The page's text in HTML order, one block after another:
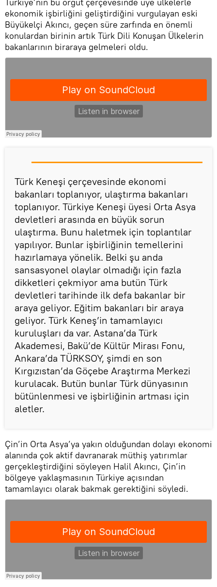
ekonomik işbirliğini geliştirdiğini vurgulayan eski
Büyükelçi Akıncı, geçen süre zarfında en önemli
konulardan birinin artık Türk Dili Konuşan Ülkelerin
bakanlarının biraraya gelmeleri oldu.
Türk Keneşi çerçevesinde ekonomi
bakanları toplanıyor, ulaştırma bakanları
toplanıyor. Türkiye Keneşi üyesi Orta Asya
devletleri arasında en büyük sorun
ulaştırma. Bunu haletmek için toplantılar
yapılıyor. Bunlar işbirliğinin temellerini
hazırlamaya yönelik. Belki şu anda
sansasyonel olaylar olmadığı için fazla
dikketleri çekmiyor ama butün Türk
devletleri tarihinde ilk defa bakanlar bir
araya geliyor. Eğitim bakanları bir araya
geliyor. Türk Keneş’in tamamlayıcı
kuruluşları da var. Astana’da Türk
Akademesi, Bakü’de Kültür Mirası Fonu,
Ankara’da TÜRKSOY, şimdi en son
Kırgızıstan’da Göçebe Araştırma Merkezi
kurulacak. Butün bunlar Türk dünyasının
bütünlenmesi ve işbirliğinin artması için
aletler.
Çin’in Orta Asya’ya yakın olduğundan dolayı ekonomi
alanında çok aktif davranarak müthiş yatırımlar
gerçekleştirdiğini söyleyen Halil Akıncı, Çin’in
bölgeye yaklaşmasının Türkiye açısından
tamamlayıcı olarak bakmak gerektiğini söyledi.